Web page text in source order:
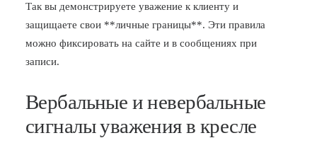
Так вы демонстрируете уважение к клиенту и
защищаете свои **личные границы**. Эти правила
можно фиксировать на сайте и в сообщениях при
записи.
Вербальные и невербальные
сигналы уважения в кресле